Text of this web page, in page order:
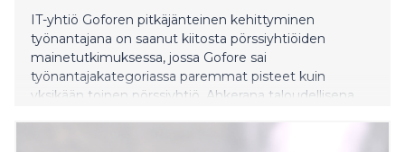
IT-yhtiö Goforen pitkäjänteinen kehittyminen
työnantajana on saanut kiitosta pörssiyhtiöiden
mainetutkimuksessa, jossa Gofore sai
työnantajakategoriassa paremmat pisteet kuin
yksikään toinen pörssiyhtiö. Ahkerana taloudellisena